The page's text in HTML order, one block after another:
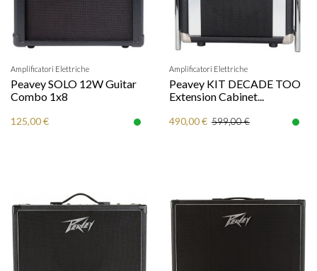
Amplificatori Elettriche
Peavey SOLO 12W Guitar
Combo 1x8
125,00 €
Amplificatori Elettriche
Peavey KIT DECADE TOO
Extension Cabinet...
490,00 € 599,00 €